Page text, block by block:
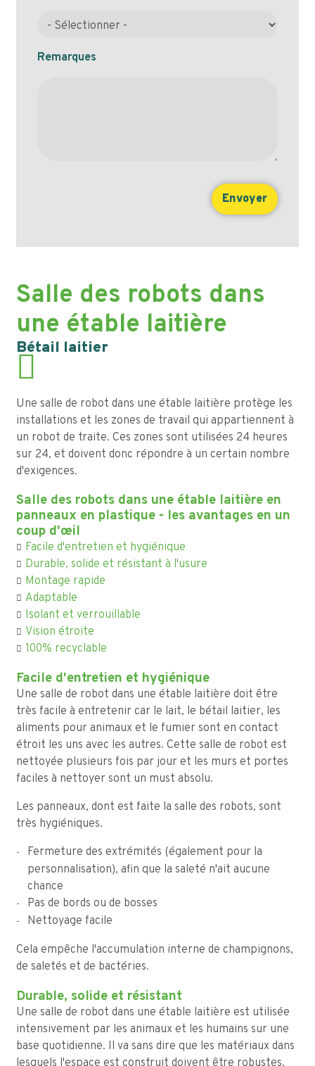
Remarques
Salle des robots dans
une étable laitière
Bétail laitier
Une salle de robot dans une étable laitière protège les
installations et les zones de travail qui appartiennent à
un robot de traite. Ces zones sont utilisées 24 heures
sur 24, et doivent donc répondre à un certain nombre
d'exigences.
Salle des robots dans une étable laitière en
panneaux en plastique - les avantages en un
coup d'œil
Facile d'entretien et hygiénique
Durable, solide et résistant à l'usure
Montage rapide
Adaptable
Isolant et verrouillable
Vision étroite
100% recyclable
Facile d'entretien et hygiénique
Une salle de robot dans une étable laitière doit être
très facile à entretenir car le lait, le bétail laitier, les
aliments pour animaux et le fumier sont en contact
étroit les uns avec les autres. Cette salle de robot est
nettoyée plusieurs fois par jour et les murs et portes
faciles à nettoyer sont un must absolu.
Les panneaux, dont est faite la salle des robots, sont
très hygiéniques.
Fermeture des extrémités (également pour la
personnalisation), afin que la saleté n'ait aucune
chance
Pas de bords ou de bosses
Nettoyage facile
Cela empêche l'accumulation interne de champignons,
de saletés et de bactéries.
Durable, solide et résistant
Une salle de robot dans une étable laitière est utilisée
intensivement par les animaux et les humains sur une
base quotidienne. Il va sans dire que les matériaux dans
lesquels l'espace est construit doivent être robustes,